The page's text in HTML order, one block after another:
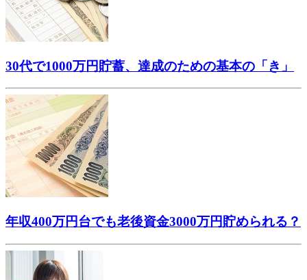
30代で1000万円貯蓄、達成のための基本の「き」
年収400万円台でも老後資金3000万円貯められる？